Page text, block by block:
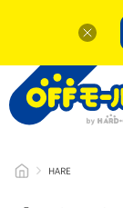
HARE